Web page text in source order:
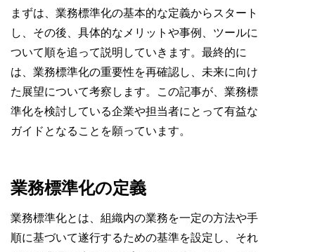
まずは、業務標準化の基本的な定義からスタート
し、その後、具体的なメリットや事例、ツールに
ついて順を追って説明していきます。最終的に
は、業務標準化の重要性を再確認し、未来に向け
た展望について考察します。この記事が、業務標
準化を検討している企業や担当者にとって有益な
ガイドとなることを願っています。
業務標準化の定義
業務標準化とは、組織内の業務を一定の方法や手
順に基づいて遂行するための基準を設定し、それ